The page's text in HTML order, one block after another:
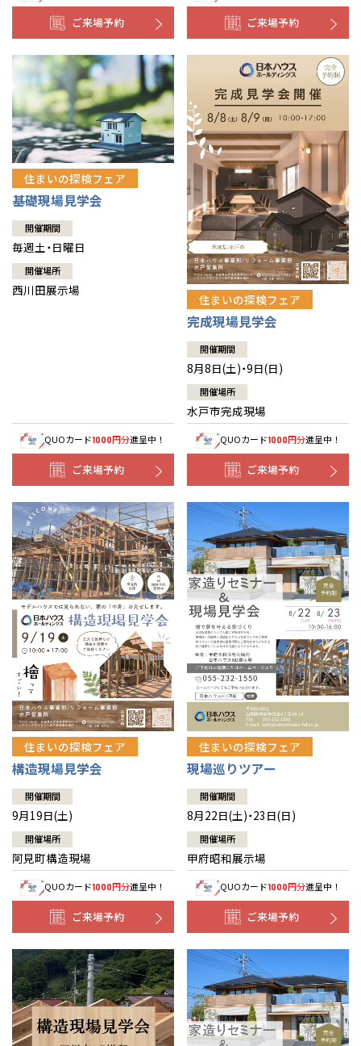
ご来場予約 ご来場予約
住まいの探検フェア
基礎現場見学会
開催期間
毎週土・日曜日
開催場所
西川田展示場
QUOカード1000円分進呈中！
ご来場予約
住まいの探検フェア
完成現場見学会
開催期間
8月8日(土)・9日(日)
開催場所
水戸市完成現場
QUOカード1000円分進呈中！
ご来場予約
住まいの探検フェア
構造現場見学会
開催期間
9月19日(土)
開催場所
阿見町構造現場
QUOカード1000円分進呈中！
ご来場予約
住まいの探検フェア
現場巡りツアー
開催期間
8月22日(土)・23日(日)
開催場所
甲府昭和展示場
QUOカード1000円分進呈中！
ご来場予約